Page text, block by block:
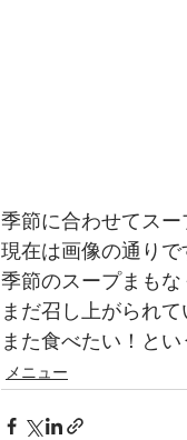
季節に合わせてスー
現在は画像の通りで
季節のスープまもな
まだ召し上がられて
また食べたい！と
メニュー